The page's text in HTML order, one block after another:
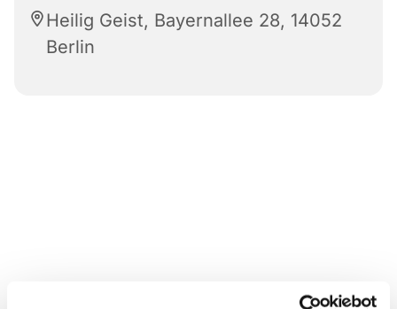
Heilig Geist, Bayernallee 28, 14052
Berlin